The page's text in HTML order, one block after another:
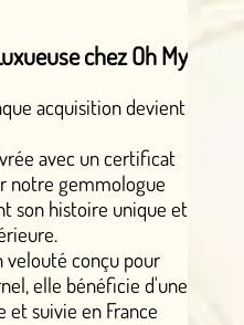
chez Oh My
acquisition devient
avec un certificat
notre gemmologue
son histoire unique et
velouté conçu pour
elle bénéficie d'une
et suivie en France